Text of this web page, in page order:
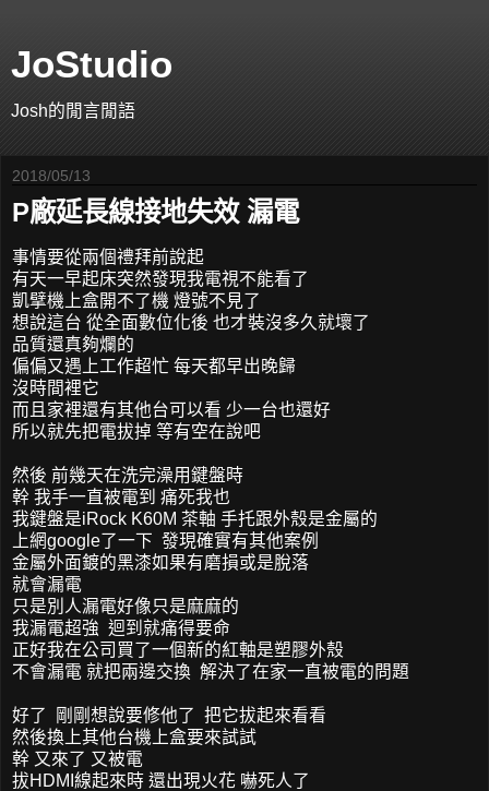
JoStudio
Josh的閒言閒語
2018/05/13
P廠延長線接地失效 漏電
事情要從兩個禮拜前說起
有天一早起床突然發現我電視不能看了
凱擘機上盒開不了機 燈號不見了
想說這台 從全面數位化後 也才裝沒多久就壞了
品質還真夠爛的
偏偏又遇上工作超忙 每天都早出晚歸
沒時間裡它
而且家裡還有其他台可以看 少一台也還好
所以就先把電拔掉 等有空在說吧
然後 前幾天在洗完澡用鍵盤時
幹 我手一直被電到 痛死我也
我鍵盤是iRock K60M 茶軸 手托跟外殼是金屬的
上網google了一下 發現確實有其他案例
金屬外面鍍的黑漆如果有磨損或是脫落
就會漏電
只是別人漏電好像只是麻麻的
我漏電超強 迴到就痛得要命
正好我在公司買了一個新的紅軸是塑膠外殼
不會漏電 就把兩邊交換 解決了在家一直被電的問題
好了 剛剛想說要修他了 把它拔起來看看
然後換上其他台機上盒要來試試
幹 又來了 又被電
拔HDMI線起來時 還出現火花 嚇死人了